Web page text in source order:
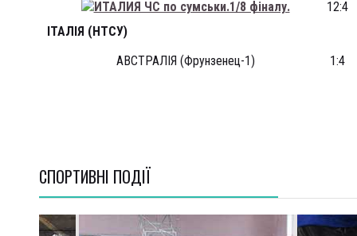
ІТАЛІЯ (НТСУ)
12:4
АВСТРАЛІЯ (Фрунзенец-1) 1:4
СПОРТИВНI ПОДІЇ